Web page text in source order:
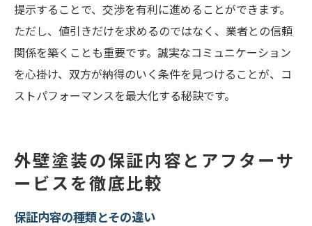
提示することで、交渉を有利に進めることができます。
ただし、値引きだけを求めるのではなく、業者との信頼
関係を築くことも重要です。誠実なコミュニケーション
を心掛け、双方が納得のいく条件を見つけることが、コ
ストパフォーマンスを最大化する秘訣です。
外壁塗装の保証内容とアフターサ
ービスを徹底比較
保証内容の種類とその違い